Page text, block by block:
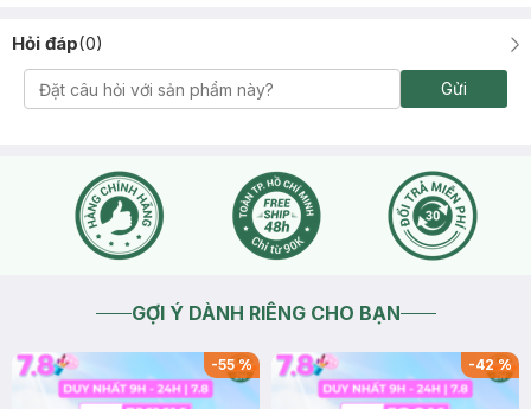
Hỏi đáp(0)
Gửi
GỢI Ý DÀNH RIÊNG CHO BẠN
-55% -42%